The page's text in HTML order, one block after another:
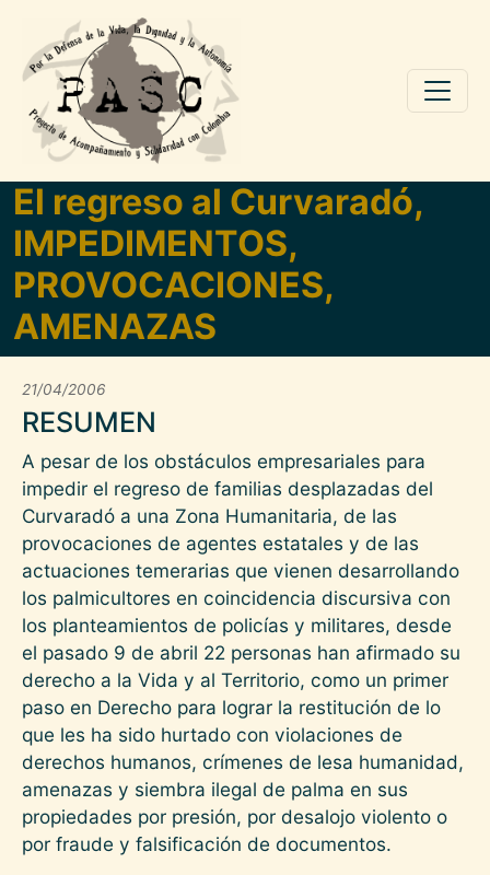
Pasar al contenido principal
El regreso al Curvaradó,
IMPEDIMENTOS,
PROVOCACIONES,
AMENAZAS
21/04/2006
RESUMEN
A pesar de los obstáculos empresariales para
impedir el regreso de familias desplazadas del
Curvaradó a una Zona Humanitaria, de las
provocaciones de agentes estatales y de las
actuaciones temerarias que vienen desarrollando
los palmicultores en coincidencia discursiva con
los planteamientos de policías y militares, desde
el pasado 9 de abril 22 personas han afirmado su
derecho a la Vida y al Territorio, como un primer
paso en Derecho para lograr la restitución de lo
que les ha sido hurtado con violaciones de
derechos humanos, crímenes de lesa humanidad,
amenazas y siembra ilegal de palma en sus
propiedades por presión, por desalojo violento o
por fraude y falsificación de documentos.